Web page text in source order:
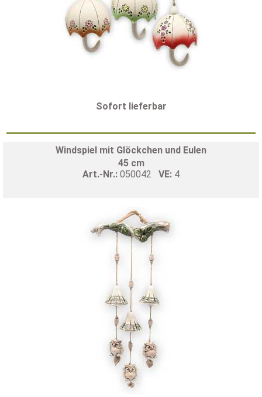
Sofort lieferbar
Windspiel mit Glöckchen und Eulen
45 cm
Art.-Nr.: 050042 VE: 4